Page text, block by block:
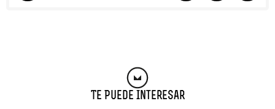
Te Puede Interesar